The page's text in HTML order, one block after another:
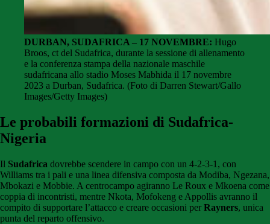
DURBAN, SUDAFRICA – 17 NOVEMBRE: Hugo
Broos, ct del Sudafrica, durante la sessione di allenamento
e la conferenza stampa della nazionale maschile
sudafricana allo stadio Moses Mabhida il 17 novembre
2023 a Durban, Sudafrica. (Foto di Darren Stewart/Gallo
Images/Getty Images)
Le probabili formazioni di Sudafrica-
Nigeria
Il Sudafrica dovrebbe scendere in campo con un 4-2-3-1, con
Williams tra i pali e una linea difensiva composta da Modiba, Ngezana,
Mbokazi e Mobbie. A centrocampo agiranno Le Roux e Mkoena come
coppia di incontristi, mentre Nkota, Mofokeng e Appollis avranno il
compito di supportare l’attacco e creare occasioni per Rayners, unica
punta del reparto offensivo.